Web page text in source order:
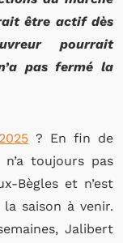
être actif dès
pourrait
pas fermé la
2025 ? En fin de
toujours pas
Bègles et n’est
saison à venir.
Jalibert